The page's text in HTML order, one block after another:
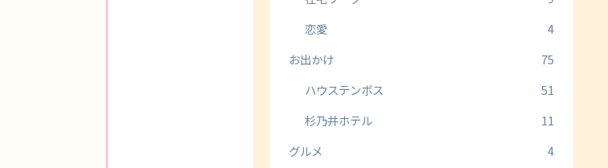
恋愛
4
お出かけ
75
ハウステンボス
51
杉乃井ホテル
11
グルメ
4